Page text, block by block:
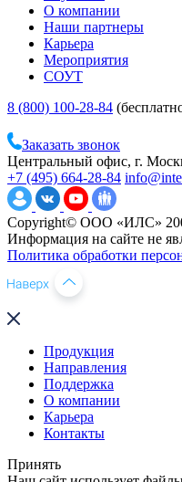
О компании
Наши партнеры
Карьера
Мероприятия
СОУТ
8 (800) 100-28-84
Заказать звонок
Центральный офис, г.
+7 (495) 664-28-84
Copyright© ООО «ИЛС»
Информация на сайте не
Политика обработки
Продукция
Направления
Поддержка
О компании
Карьера
Контакты
Принять